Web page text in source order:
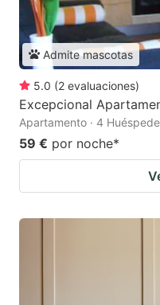
Admite mascotas
5.0 (2 evaluaciones)
Excepcional
Apartamento · 4
59 € por noche*